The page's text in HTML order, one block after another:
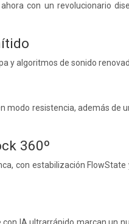
con un revolucionario
y algoritmos de sonido
modo resistencia, además de
360º
con estabilización